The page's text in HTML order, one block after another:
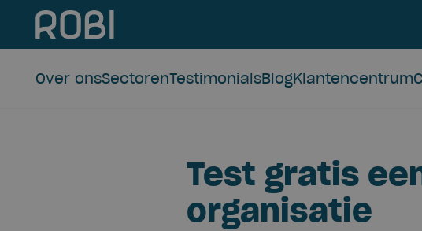
Over onsSectorenTestimonialsBlogKlantencentrum
Test gratis
organisatie